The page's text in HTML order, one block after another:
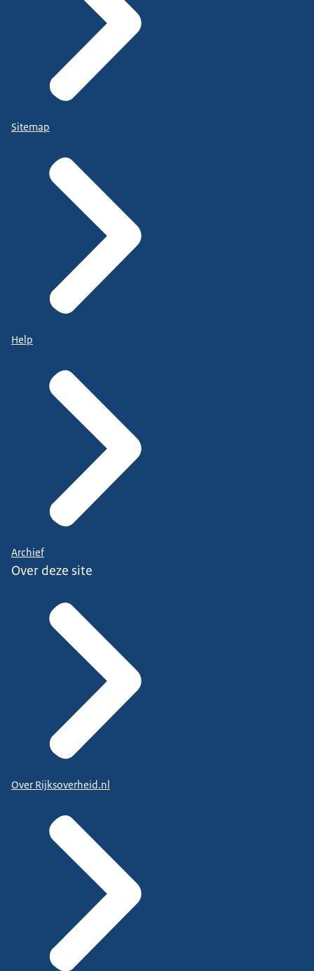
Sitemap
Help
Archief
Over deze site
Over Rijksoverheid.nl